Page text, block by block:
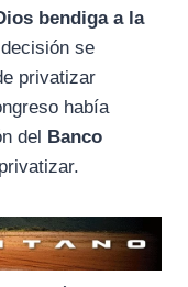
bendiga a la
se
privatizar
había
del Banco